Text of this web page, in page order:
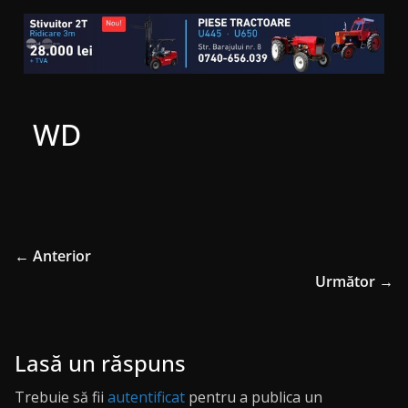
WD
← Anterior
Următor →
Lasă un răspuns
Trebuie să fii autentificat pentru a publica un